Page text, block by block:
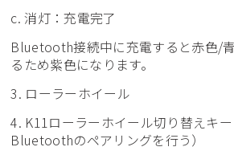
c. 消灯：充電完了
Bluetooth接続中に充電すると赤色/
るため紫色になります。
3. ローラーホイール
4. K11ローラーホイール切り替えキ
Bluetoothのペアリングを行う）